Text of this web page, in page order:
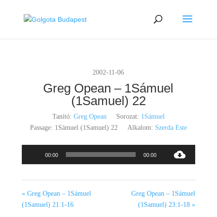
2002-11-06
Greg Opean – 1Sámuel
(1Samuel) 22
Tanító: Greg Opean Sorozat: 1Sámuel
Passage: 1Sámuel (1Samuel) 22 Alkalom: Szerda Este
00:00 00:00
« Greg Opean – 1Sámuel
(1Samuel) 21:1-16
Greg Opean – 1Sámuel
(1Samuel) 23:1-18 »